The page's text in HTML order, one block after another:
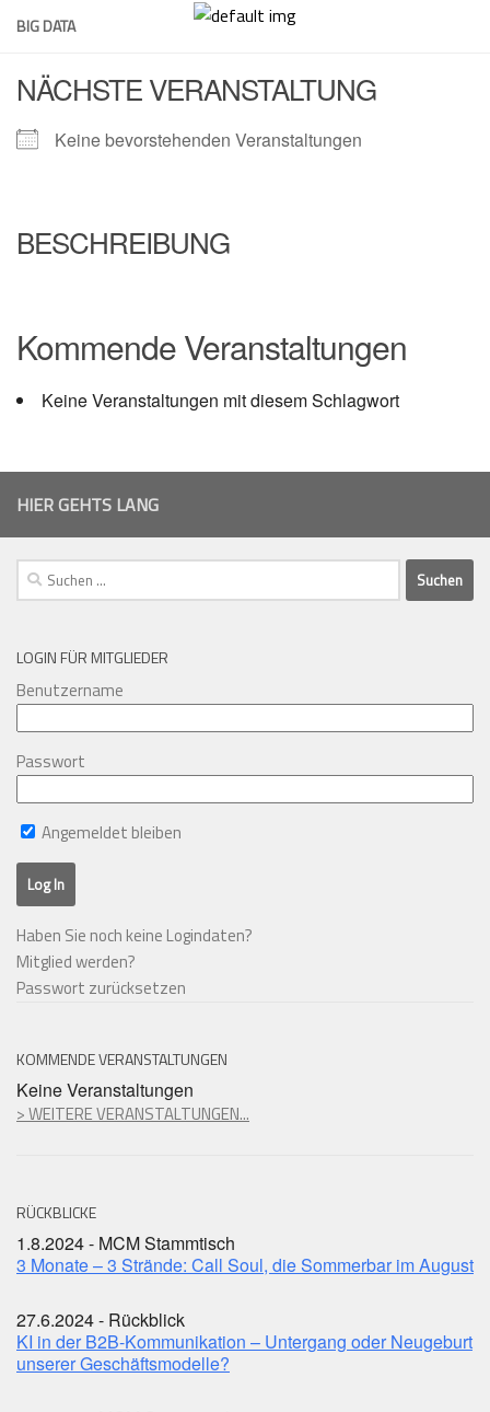
Skip
BIG DATA
NÄCHSTE VERANSTALTUNG
Keine bevorstehenden Veranstaltungen
BESCHREIBUNG
Kommende Veranstaltungen
Keine Veranstaltungen mit diesem Schlagwort
HIER GEHTS LANG
Suchen
nach:
LOGIN FÜR MITGLIEDER
Benutzername
Passwort
Angemeldet bleiben
Haben Sie noch keine Logindaten?
Mitglied werden?
Passwort zurücksetzen
KOMMENDE VERANSTALTUNGEN
Keine Veranstaltungen
> WEITERE VERANSTALTUNGEN...
RÜCKBLICKE
1.8.2024 - MCM Stammtisch
3 Monate – 3 Strände: Call Soul, die Sommerbar im August
27.6.2024 - Rückblick
KI in der B2B-Kommunikation – Untergang oder Neugeburt
unserer Geschäftsmodelle?